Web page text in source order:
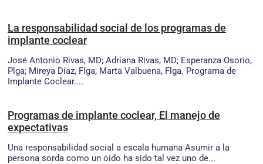
La responsabilidad social de los programas de
implante coclear
José Antonio Rivas, MD; Adriana Rivas, MD; Esperanza Osorio,
Plga; Mireya Díaz, Flga; Marta Valbuena, Flga. Programa de
Implante Coclear....
Programas de implante coclear, El manejo de
expectativas
Una responsabilidad social a escala humana Asumir a la
persona sorda como un oído ha sido tal vez uno de...